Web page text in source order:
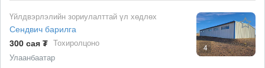
4
Үйлдвэрлэлийн зориулалттай үл хөдлөх
Сендвич барилга
300 сая ₮ Тохиролцоно
Улаанбаатар